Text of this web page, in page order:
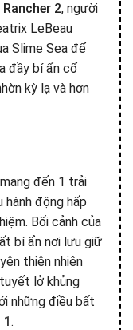
Rancher 2, người
LeBeau
Slime Sea để
đầy bí ẩn cổ
kỳ lạ và hơn
đến 1 trải
động hấp
Bối cảnh của
bí ẩn nơi lưu giữ
thiên nhiên
lở khủng
những điều bất
.